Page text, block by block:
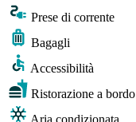
Prese di corrente
Bagagli
Accessibilità
Ristorazione a bordo